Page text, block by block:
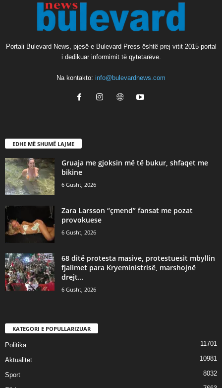
Portali Bulevard News, pjesë e Bulevard Press është prej vitit 2015 portal
i dedikuar informimit të qytetarëve.
Na kontakto: info@bulevardnews.com
EDHE MË SHUMË LAJME
Gruaja me gjoksin më të bukur, shfaqet me
bikine
6 Gusht, 2026
Zara Larsson “çmend” fansat me pozat
provokuese
6 Gusht, 2026
68 ditë protesta masive, protestuesit mbyllin
fjalimet para Kryeministrisë, marshojnë
drejt...
6 Gusht, 2026
KATEGORI E POPULLARIZUAR
Politika 11701
Aktualitet 10981
Sport 8032